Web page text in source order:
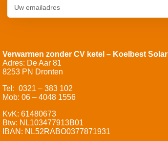
Verwarmen zonder CV ketel – Koelbest Solar
Adres: De Aar 81
8253 PN Dronten
Tel: 0321 – 383 102
Mob: 06 – 4048 1556
KvK: 61480673
Btw: NL103477913B01
IBAN: NL52RABO0377871931